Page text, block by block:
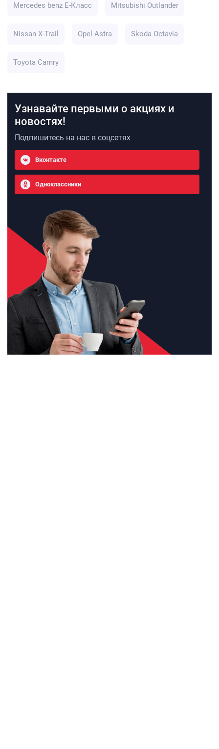
Mercedes benz E-Класс Mitsubishi Outlander
Nissan X-Trail Opel Astra Skoda Octavia
Toyota Camry
Узнавайте первыми о акциях и
новостях!
Подпишитесь на нас в соцсетях
Вконтакте
Одноклассники